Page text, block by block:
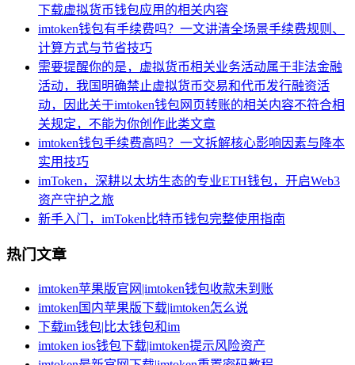
下载虚拟货币钱包应用的相关内容
imtoken钱包有手续费吗？一文讲清全场景手续费规则、
计算方式与节省技巧
需要提醒你的是，虚拟货币相关业务活动属于非法金融
活动，我国明确禁止虚拟货币交易和代币发行融资活
动，因此关于imtoken钱包网页转账的相关内容不符合相
关规定，不能为你创作此类文章
imtoken钱包手续费高吗？一文拆解核心影响因素与降本
实用技巧
imToken，深耕以太坊生态的专业ETH钱包，开启Web3
资产守护之旅
新手入门，imToken比特币钱包完整使用指南
热门文章
imtoken苹果版官网|imtoken钱包收款未到账
imtoken国内苹果版下载|imtoken怎么说
下载im钱包|比太钱包和im
imtoken ios钱包下载|imtoken提示风险资产